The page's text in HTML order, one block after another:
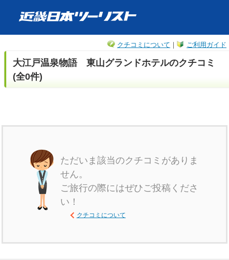
ご利用ガイド
クチコミについて ｜
大江戸温泉物語 東山グランドホテルのクチコミ
(全0件)
ただいま該当のクチコミがありま
せん。
ご旅行の際にはぜひご投稿くださ
い！
クチコミについて